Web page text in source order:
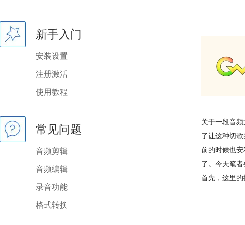
新手入门
安装设置
注册激活
使用教程
常见问题
音频剪辑
音频编辑
录音功能
格式转换
关于一段音
了让这种切
前的时候也
了。今天笔
首先，这里